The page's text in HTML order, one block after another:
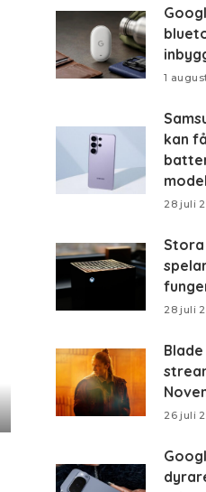
1
kan
28 juli
28 juli
Blade
26 juli